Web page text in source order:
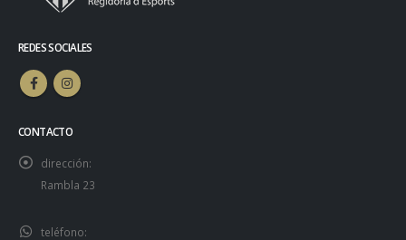
REDES SOCIALES
CONTACTO
dirección:
Rambla 23
teléfono: